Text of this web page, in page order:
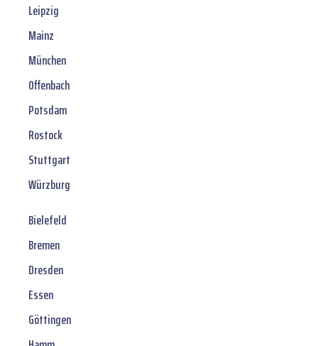
Leipzig
Mainz
München
Offenbach
Potsdam
Rostock
Stuttgart
Würzburg
Bielefeld
Bremen
Dresden
Essen
Göttingen